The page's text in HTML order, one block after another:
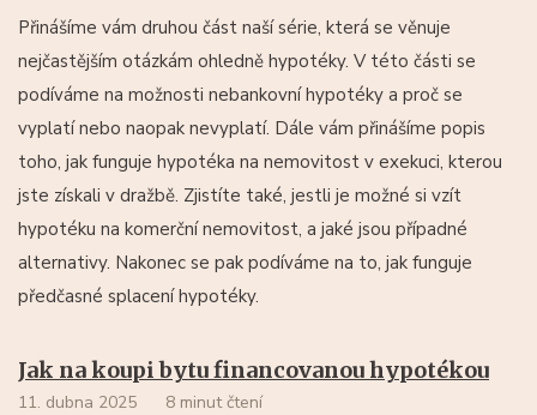
Přinášíme vám druhou část naší série, která se věnuje
nejčastějším otázkám ohledně hypotéky. V této části se
podíváme na možnosti nebankovní hypotéky a proč se
vyplatí nebo naopak nevyplatí. Dále vám přinášíme popis
toho, jak funguje hypotéka na nemovitost v exekuci, kterou
jste získali v dražbě. Zjistíte také, jestli je možné si vzít
hypotéku na komerční nemovitost, a jaké jsou případné
alternativy. Nakonec se pak podíváme na to, jak funguje
předčasné splacení hypotéky.
Jak na koupi bytu financovanou hypotékou
11. dubna 2025 8 minut čtení